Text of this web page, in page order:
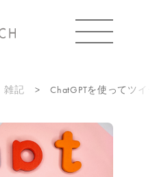
雑記 ChatGPTを使ってツイ